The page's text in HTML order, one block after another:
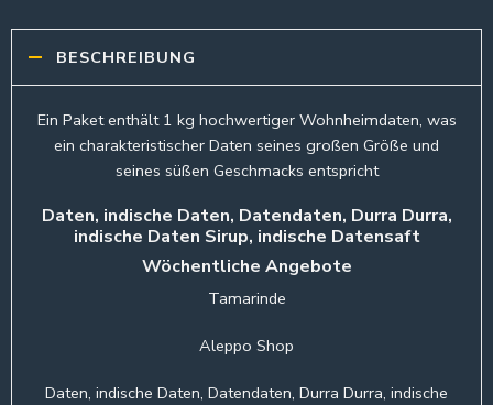
BESCHREIBUNG
Ein Paket enthält 1 kg hochwertiger Wohnheimdaten, was
ein charakteristischer Daten seines großen Größe und
seines süßen Geschmacks entspricht
Daten, indische Daten, Datendaten, Durra Durra,
indische Daten Sirup, indische Datensaft
Wöchentliche Angebote
Tamarinde
Aleppo Shop
Daten, indische Daten, Datendaten, Durra Durra, indische